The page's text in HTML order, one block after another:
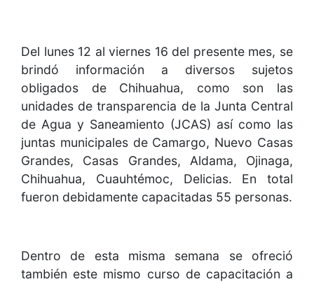
Del lunes 12 al viernes 16 del presente mes, se
brindó información a diversos sujetos
obligados de Chihuahua, como son las
unidades de transparencia de la Junta Central
de Agua y Saneamiento (JCAS) así como las
juntas municipales de Camargo, Nuevo Casas
Grandes, Casas Grandes, Aldama, Ojinaga,
Chihuahua, Cuauhtémoc, Delicias. En total
fueron debidamente capacitadas 55 personas.
Dentro de esta misma semana se ofreció
también este mismo curso de capacitación a